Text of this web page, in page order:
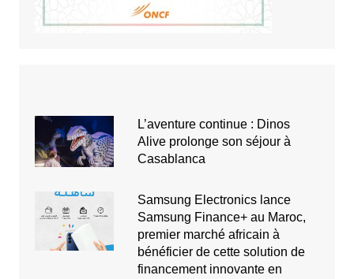
L’aventure continue : Dinos
Alive prolonge son séjour à
Casablanca
Samsung Electronics lance
Samsung Finance+ au Maroc,
premier marché africain à
bénéficier de cette solution de
financement innovante en